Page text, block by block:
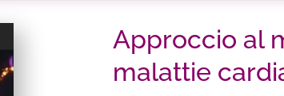
Approccio al
malattie